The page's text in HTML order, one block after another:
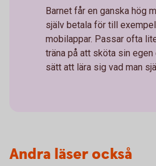
Barnet får en ganska hög
själv betala för till
mobilappar. Passar ofta
träna på att sköta sin egen
sätt att lära sig vad man
Andra läser också